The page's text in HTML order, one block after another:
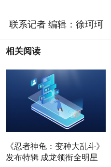
联系记者 编辑：徐珂珂
相关阅读
《忍者神龟：变种大乱斗》
发布特辑 成龙领衔全明星